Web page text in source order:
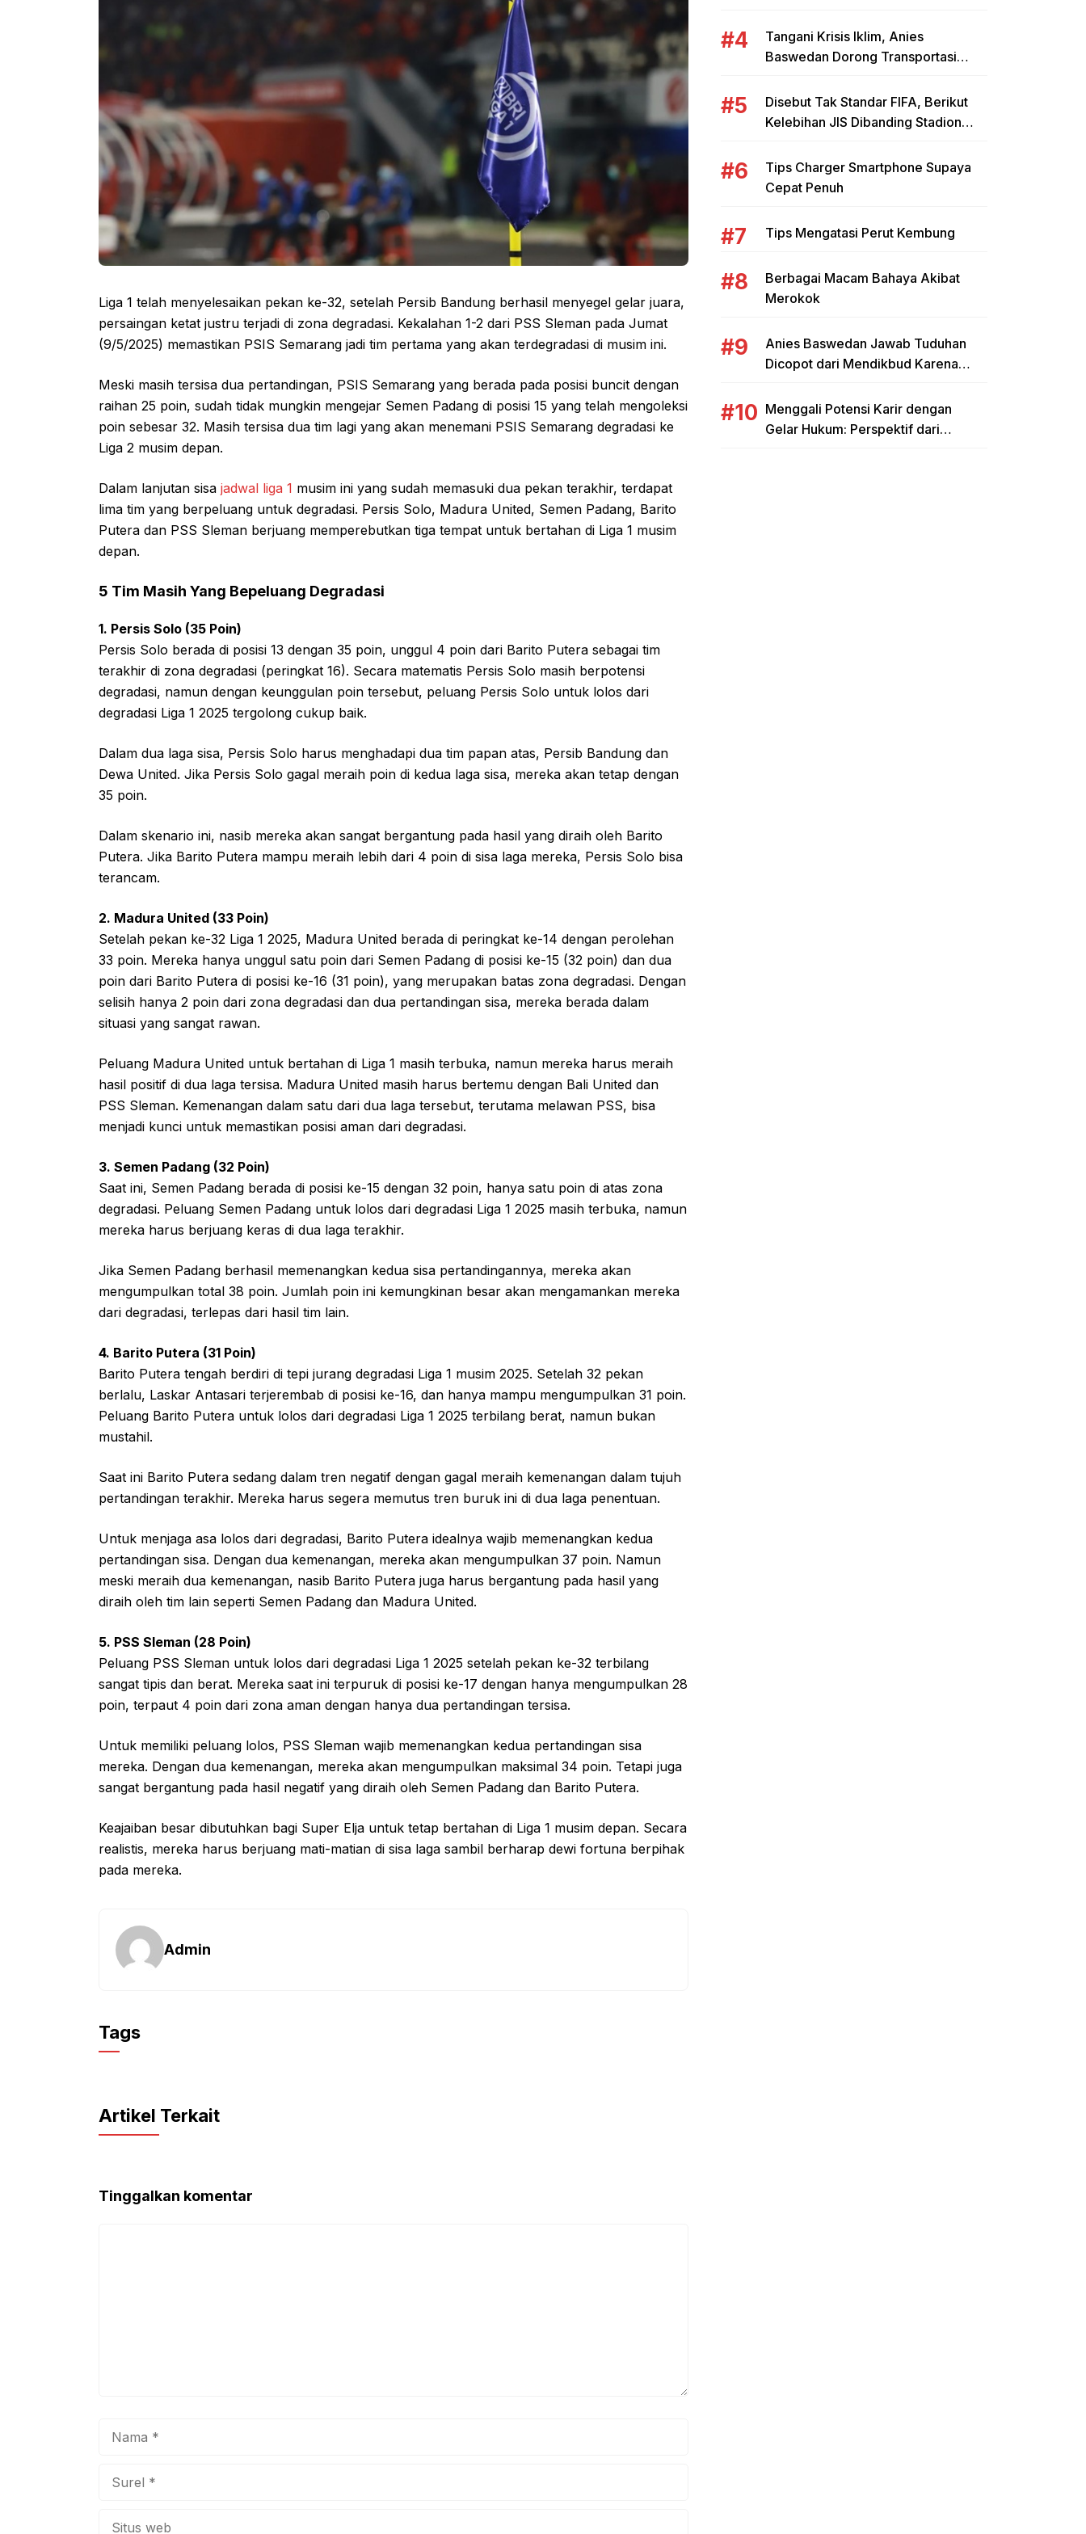
r
p
Liga 1 telah menyelesaikan pekan ke-32, setelah Persib Bandung berhasil menyegel gelar juara,
persaingan ketat justru terjadi di zona degradasi. Kekalahan 1-2 dari PSS Sleman pada Jumat
(9/5/2025) memastikan PSIS Semarang jadi tim pertama yang akan terdegradasi di musim ini.
Meski masih tersisa dua pertandingan, PSIS Semarang yang berada pada posisi buncit dengan
raihan 25 poin, sudah tidak mungkin mengejar Semen Padang di posisi 15 yang telah mengoleksi
poin sebesar 32. Masih tersisa dua tim lagi yang akan menemani PSIS Semarang degradasi ke
Liga 2 musim depan.
Dalam lanjutan sisa jadwal liga 1 musim ini yang sudah memasuki dua pekan terakhir, terdapat
lima tim yang berpeluang untuk degradasi. Persis Solo, Madura United, Semen Padang, Barito
Putera dan PSS Sleman berjuang memperebutkan tiga tempat untuk bertahan di Liga 1 musim
depan.
5 Tim Masih Yang Bepeluang Degradasi
1. Persis Solo (35 Poin)
Persis Solo berada di posisi 13 dengan 35 poin, unggul 4 poin dari Barito Putera sebagai tim
terakhir di zona degradasi (peringkat 16). Secara matematis Persis Solo masih berpotensi
degradasi, namun dengan keunggulan poin tersebut, peluang Persis Solo untuk lolos dari
degradasi Liga 1 2025 tergolong cukup baik.
Dalam dua laga sisa, Persis Solo harus menghadapi dua tim papan atas, Persib Bandung dan
Dewa United. Jika Persis Solo gagal meraih poin di kedua laga sisa, mereka akan tetap dengan
35 poin.
Dalam skenario ini, nasib mereka akan sangat bergantung pada hasil yang diraih oleh Barito
Putera. Jika Barito Putera mampu meraih lebih dari 4 poin di sisa laga mereka, Persis Solo bisa
terancam.
2. Madura United (33 Poin)
Setelah pekan ke-32 Liga 1 2025, Madura United berada di peringkat ke-14 dengan perolehan
33 poin. Mereka hanya unggul satu poin dari Semen Padang di posisi ke-15 (32 poin) dan dua
poin dari Barito Putera di posisi ke-16 (31 poin), yang merupakan batas zona degradasi. Dengan
selisih hanya 2 poin dari zona degradasi dan dua pertandingan sisa, mereka berada dalam
situasi yang sangat rawan.
Peluang Madura United untuk bertahan di Liga 1 masih terbuka, namun mereka harus meraih
hasil positif di dua laga tersisa. Madura United masih harus bertemu dengan Bali United dan
PSS Sleman. Kemenangan dalam satu dari dua laga tersebut, terutama melawan PSS, bisa
menjadi kunci untuk memastikan posisi aman dari degradasi.
3. Semen Padang (32 Poin)
Saat ini, Semen Padang berada di posisi ke-15 dengan 32 poin, hanya satu poin di atas zona
degradasi. Peluang Semen Padang untuk lolos dari degradasi Liga 1 2025 masih terbuka, namun
mereka harus berjuang keras di dua laga terakhir.
Jika Semen Padang berhasil memenangkan kedua sisa pertandingannya, mereka akan
mengumpulkan total 38 poin. Jumlah poin ini kemungkinan besar akan mengamankan mereka
dari degradasi, terlepas dari hasil tim lain.
4. Barito Putera (31 Poin)
Barito Putera tengah berdiri di tepi jurang degradasi Liga 1 musim 2025. Setelah 32 pekan
berlalu, Laskar Antasari terjerembab di posisi ke-16, dan hanya mampu mengumpulkan 31 poin.
Peluang Barito Putera untuk lolos dari degradasi Liga 1 2025 terbilang berat, namun bukan
mustahil.
Saat ini Barito Putera sedang dalam tren negatif dengan gagal meraih kemenangan dalam tujuh
pertandingan terakhir. Mereka harus segera memutus tren buruk ini di dua laga penentuan.
Untuk menjaga asa lolos dari degradasi, Barito Putera idealnya wajib memenangkan kedua
pertandingan sisa. Dengan dua kemenangan, mereka akan mengumpulkan 37 poin. Namun
meski meraih dua kemenangan, nasib Barito Putera juga harus bergantung pada hasil yang
diraih oleh tim lain seperti Semen Padang dan Madura United.
5. PSS Sleman (28 Poin)
Peluang PSS Sleman untuk lolos dari degradasi Liga 1 2025 setelah pekan ke-32 terbilang
sangat tipis dan berat. Mereka saat ini terpuruk di posisi ke-17 dengan hanya mengumpulkan 28
poin, terpaut 4 poin dari zona aman dengan hanya dua pertandingan tersisa.
Untuk memiliki peluang lolos, PSS Sleman wajib memenangkan kedua pertandingan sisa
mereka. Dengan dua kemenangan, mereka akan mengumpulkan maksimal 34 poin. Tetapi juga
sangat bergantung pada hasil negatif yang diraih oleh Semen Padang dan Barito Putera.
Keajaiban besar dibutuhkan bagi Super Elja untuk tetap bertahan di Liga 1 musim depan. Secara
realistis, mereka harus berjuang mati-matian di sisa laga sambil berharap dewi fortuna berpihak
pada mereka.
Admin
Tags
Artikel Terkait
Tinggalkan komentar
Pebisnis
Tangani Krisis Iklim, Anies
Baswedan Dorong Transportasi
Disebut Tak Standar FIFA, Berikut
Kelebihan JIS Dibanding Stadion
Tips Charger Smartphone Supaya
Cepat Penuh
Tips Mengatasi Perut Kembung
Berbagai Macam Bahaya Akibat
Merokok
Anies Baswedan Jawab Tuduhan
Dicopot dari Mendikbud Karena
Guru
Menggali Potensi Karir dengan
Gelar Hukum: Perspektif dari